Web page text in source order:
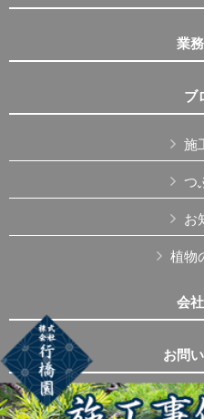
業
ブ
施
つ
お
植物
会
お問